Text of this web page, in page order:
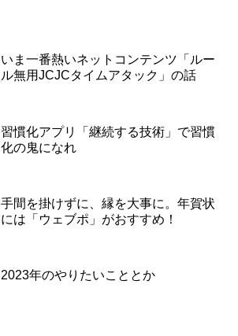
いま一番熱いネットコンテンツ「ルー
ル無用JCJCタイムアタック」の話
習慣化アプリ「継続する技術」で習慣
化の鬼になれ
手間を掛けずに、縁を大事に。年賀状
には「ウェブポ」がおすすめ！
2023年のやりたいこととか